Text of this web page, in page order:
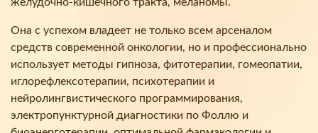
Она с успехом владеет не только всем арсеналом
средств современной онкологии, но и профессионально
использует методы гипноза, фитотерапии, гомеопатии,
иглорефлексотерапии, психотерапии и
нейролингвистического программирования,
электропунктурной диагностики по Фоллю и